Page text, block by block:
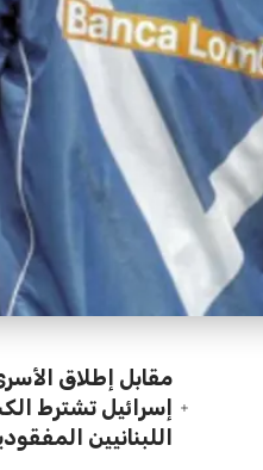
مقابل إطلاق
إسرائيل تشترط
اللبنانيين